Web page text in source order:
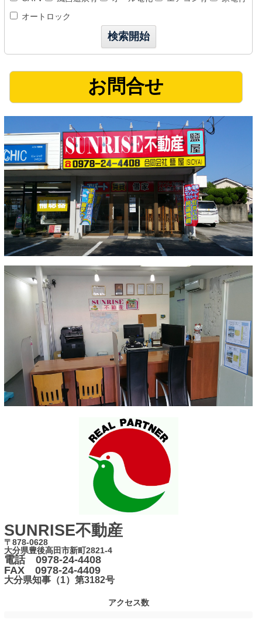
オートロック
お問合せ
SUNRISE不動産
〒878-0628
大分県豊後高田市新町2821-4
電話 0978-24-4408
FAX 0978-24-4409
大分県知事（1）第3182号
アクセス数